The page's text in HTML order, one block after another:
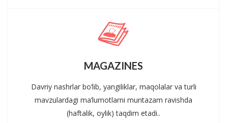
MAGAZINES
Davriy nashrlar bo‘lib, yangiliklar, maqolalar va turli
mavzulardagi ma’lumotlarni muntazam ravishda
(haftalik, oylik) taqdim etadi..